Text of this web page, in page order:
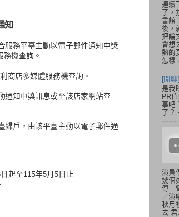
知
服務平臺主動以電子郵件通知中獎
機查詢。
商店多媒體服務機查詢。
通知中獎訊息或至該店家網站查
歸戶，由該平臺主動以電子郵件通
起至115年5月5日止
連續
了
書館
後，
把論
會想
熱的
怎樣
[閒
是我
PR
事吧
了
演員
幾個
傳
／演
秋月
去 君